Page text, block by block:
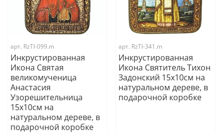
арт. RzTI-099.m
Инкрустированная
Икона Святая
великомученица
Анастасия
Узорешительница
15х10см на
натуральном дереве, в
подарочной коробке
арт. RzTI-341.m
Инкрустированная
Икона Святитель Тихон
Задонский 15х10см на
натуральном дереве, в
подарочной коробке